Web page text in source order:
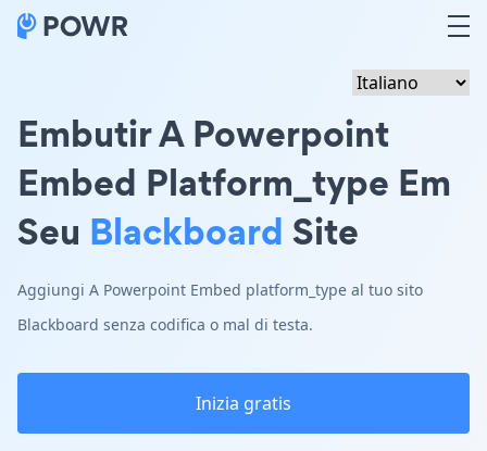
Embutir A Powerpoint
Embed Platform_type Em
Seu Blackboard Site
Aggiungi A Powerpoint Embed platform_type al tuo sito
Blackboard senza codifica o mal di testa.
Inizia gratis